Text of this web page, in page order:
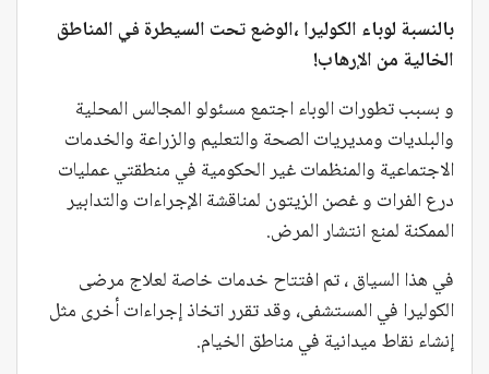
بالنسبة لوباء الكوليرا ،الوضع تحت السيطرة في المناطق
الخالية من الإرهاب!
و بسبب تطورات الوباء اجتمع مسئولو المجالس المحلية
والبلديات ومديريات الصحة والتعليم والزراعة والخدمات
الاجتماعية والمنظمات غير الحكومية في منطقتي عمليات
درع الفرات و غصن الزيتون لمناقشة الإجراءات والتدابير
الممكنة لمنع انتشار المرض.
في هذا السياق ، تم افتتاح خدمات خاصة لعلاج مرضى
الكوليرا في المستشفى، وقد تقرر اتخاذ إجراءات أخرى مثل
إنشاء نقاط ميدانية في مناطق الخيام.